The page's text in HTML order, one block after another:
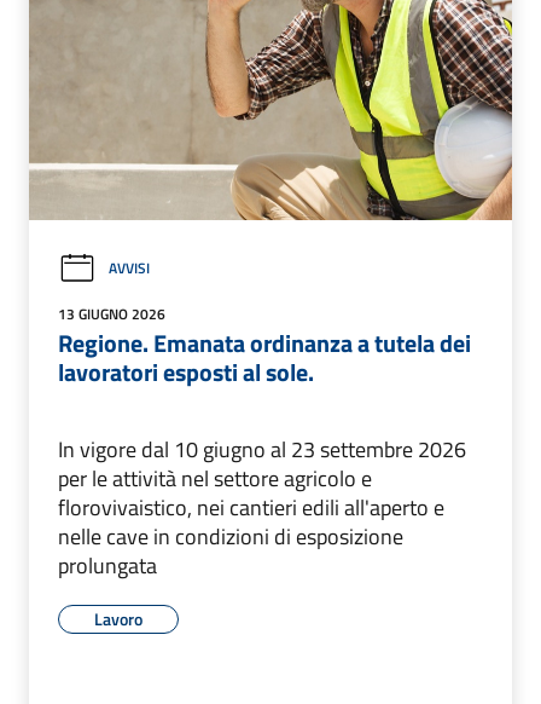
AVVISI
13 GIUGNO 2026
Regione. Emanata ordinanza a tutela dei
lavoratori esposti al sole.
In vigore dal 10 giugno al 23 settembre 2026
per le attività nel settore agricolo e
florovivaistico, nei cantieri edili all'aperto e
nelle cave in condizioni di esposizione
prolungata
Lavoro